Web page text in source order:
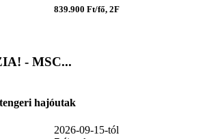
839.900 Ft/fő, 2F
- MSC...
hajóutak
2026-09-15-tól